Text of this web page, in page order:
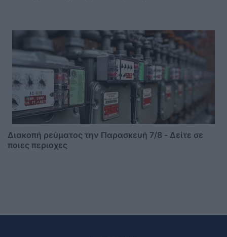
Διακοπή ρεύματος την Παρασκευή 7/8 - Δείτε σε
ποιες περιοχες